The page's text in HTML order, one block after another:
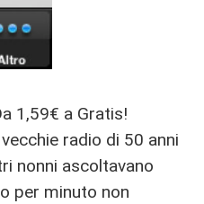
1,59€ a Gratis!
radio di 50 anni
nonni ascoltavano
per minuto non